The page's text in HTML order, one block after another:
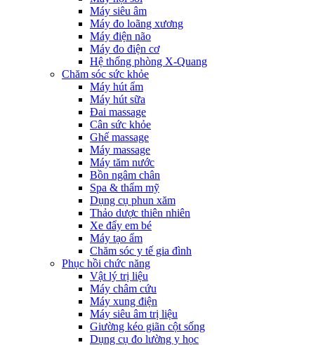
Máy siêu âm
Máy đo loãng xương
Máy điện não
Máy đo điện cơ
Hệ thống phòng X-Quang
Chăm sóc sức khỏe
Máy hút ẩm
Máy hút sữa
Đai massage
Cân sức khỏe
Ghế massage
Máy massage
Máy tăm nước
Bồn ngâm chân
Spa & thẩm mỹ
Dụng cụ phun xăm
Thảo dược thiên nhiên
Xe đẩy em bé
Máy tạo ẩm
Chăm sóc y tế gia đình
Phục hồi chức năng
Vật lý trị liệu
Máy châm cứu
Máy xung điện
Máy siêu âm trị liệu
Giường kéo giãn cột sống
Dụng cụ đo lường y học